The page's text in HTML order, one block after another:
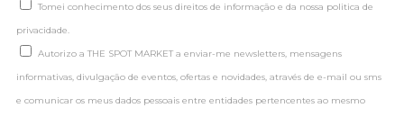
Tomei conhecimento dos seus direitos de informação e da nossa politica de
privacidade.
Autorizo a THE SPOT MARKET a enviar-me newsletters, mensagens
informativas, divulgação de eventos, ofertas e novidades, através de e-mail ou sms
e comunicar os meus dados pessoais entre entidades pertencentes ao mesmo